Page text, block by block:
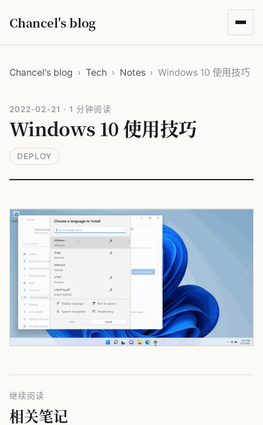
Chancel's blog
Chancel's blog › Tech › Notes › Windows 10 使用技巧
2022-02-21 · 1 分钟阅读
Windows 10 使用技巧
DEPLOY
继续阅读
相关笔记